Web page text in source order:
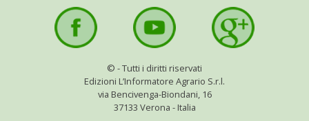
© - Tutti i diritti riservati
Edizioni L’Informatore Agrario S.r.l.
via Bencivenga-Biondani, 16
37133 Verona - Italia